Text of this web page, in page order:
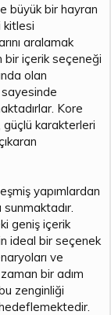
büyük bir hayran
kitlesi
aralamak
içerik seçeneği
olan
sayesinde
Kore
güçlü karakterleri
yapımlardan
geniş içerik
ideal bir seçenek
ve
bir adım
zenginliği
hedeflemektedir.